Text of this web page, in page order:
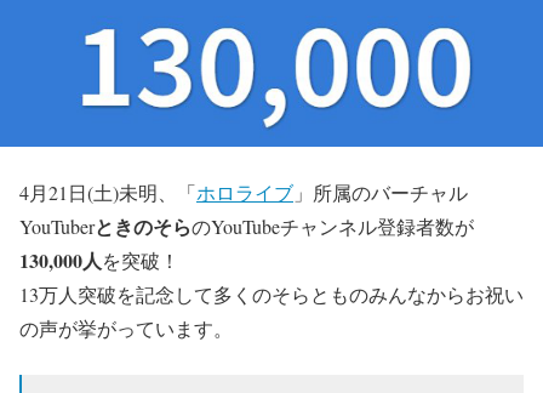
4月21日(土)未明、「ホロライブ 」所属のバーチャル
YouTuberときのそらのYouTubeチャンネル登録者数が
130,000人を突破！
13万人突破を記念して多くのそらとものみんなからお祝い
の声が挙がっています。